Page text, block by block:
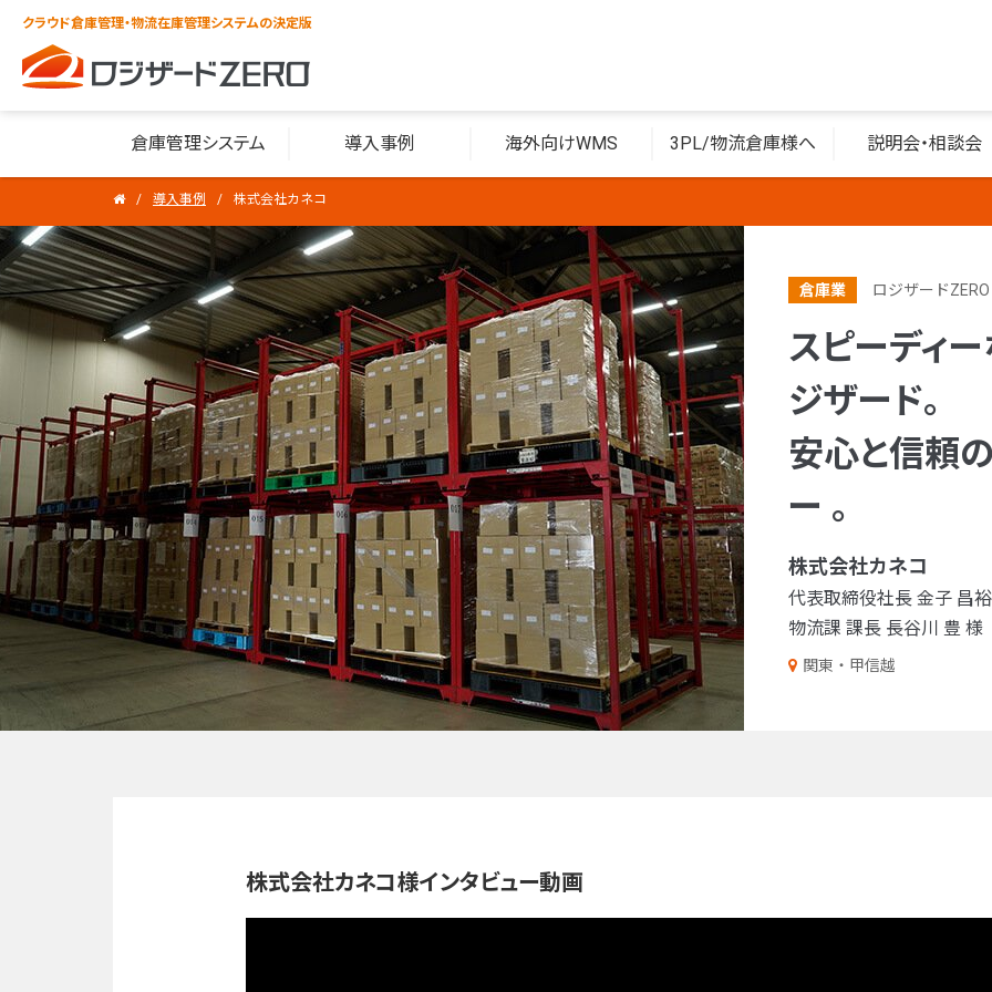
クラウド倉庫管理・物流在庫管理システムの決定版
倉庫管理システム 導入事例 海外向けWMS 3PL/物流倉庫様へ 説明会・相談会
導入事例 株式会社カネコ
倉庫業 ロジザードZERO
スピーディ
ジザード。
安心と信頼
ー 。
株式会社カネコ
代表取締役社長 金子 昌
物流課 課長 長谷川 豊 様
関東・甲信越
株式会社カネコ様インタビュー動画